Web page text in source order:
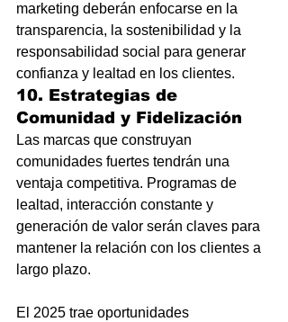
marketing deberán enfocarse en la
transparencia, la sostenibilidad y la
responsabilidad social para generar
confianza y lealtad en los clientes.
10. Estrategias de
Comunidad y Fidelización
Las marcas que construyan
comunidades fuertes tendrán una
ventaja competitiva. Programas de
lealtad, interacción constante y
generación de valor serán claves para
mantener la relación con los clientes a
largo plazo.
El 2025 trae oportunidades